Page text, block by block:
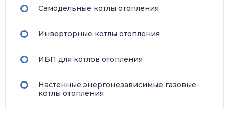
Самодельные котлы отопления
Инверторные котлы отопления
ИБП для котлов отопления
Настенные энергонезависимые газовые
котлы отопления